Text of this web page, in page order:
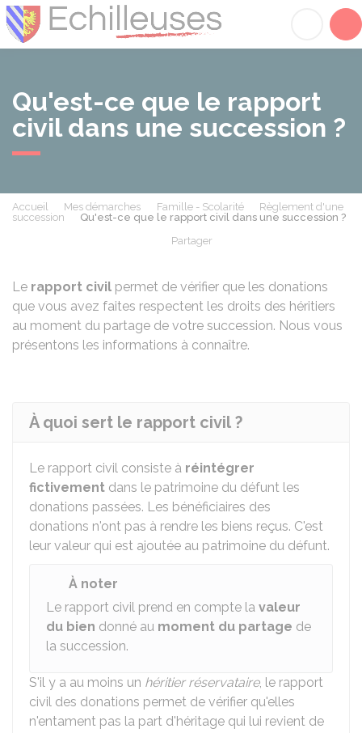
Qu'est-ce que le rapport
civil dans une succession ?
Accueil Mes démarches Famille - Scolarité
Règlement d'une
succession
Qu'est-ce que le rapport civil dans une succession ?
Partager
Le rapport civil permet de vérifier que les donations
que vous avez faites respectent les droits des héritiers
au moment du partage de votre succession. Nous vous
présentons les informations à connaître.
À quoi sert le rapport civil ?
Le rapport civil consiste à réintégrer
fictivement dans le patrimoine du défunt les
donations passées. Les bénéficiaires des
donations n'ont pas à rendre les biens reçus. C'est
leur valeur qui est ajoutée au patrimoine du défunt.
À noter
Le rapport civil prend en compte la valeur
du bien donné au moment du partage de
la succession.
S'il y a au moins un héritier réservataire, le rapport
civil des donations permet de vérifier qu'elles
n'entament pas la part d'héritage qui lui revient de